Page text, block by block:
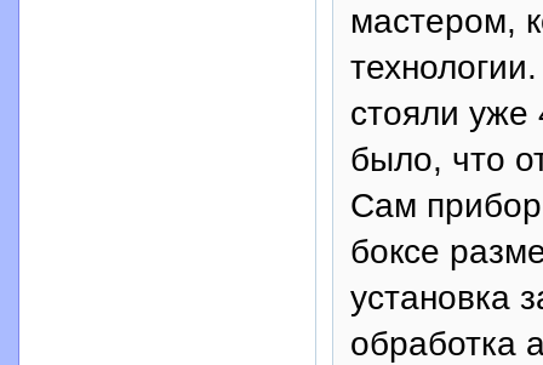
мастером,
стояли
было, что
Сам
боксе
установка
обработка